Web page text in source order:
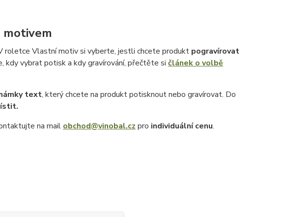
roletce Vlastní motiv si vyberte, jestli chcete produkt pogravírovat
kdy vybrat potisk a kdy gravírování, přečtěte si článek o volbě
text, který chcete na produkt potisknout nebo gravírovat. Do
na mail obchod@vinobal.cz pro individuální cenu.